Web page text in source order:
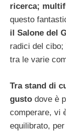
ricerca;
questo
il Salone del
radici del cibo;
tra le varie
Tra stand di
gusto dove è
comperare, vi
equilibrato,